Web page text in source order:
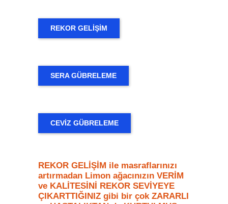
REKOR GELİŞİM
SERA GÜBRELEME
CEVIZ GÜBRELEME
REKOR GELİŞİM ile masraflarınızı
artırmadan Limon ağacınızın VERİM
ve KALİTESİNİ REKOR SEVİYEYE
ÇIKARTTIĞINIZ gibi bir çok ZARARLI